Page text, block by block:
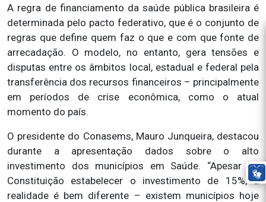
A regra de financiamento da saúde pública brasileira é
determinada pelo pacto federativo, que é o conjunto de
regras que define quem faz o que e com que fonte de
arrecadação. O modelo, no entanto, gera tensões e
disputas entre os âmbitos local, estadual e federal pela
transferência dos recursos financeiros – principalmente
em períodos de crise econômica, como o atual
momento do país.
O presidente do Conasems, Mauro Junqueira, destacou
durante a apresentação dados sobre o alto
investimento dos municípios em Saúde. “Apesar da
Constituição estabelecer o investimento de 15%, a
realidade é bem diferente – existem municípios hoje